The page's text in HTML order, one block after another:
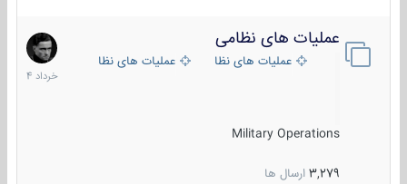
عملیات های نظامی
عملیات های نظامی ایرانعملیات های نظامی خارجی
Military Operations
3,279 ارسال ها
5
خرداد
1404